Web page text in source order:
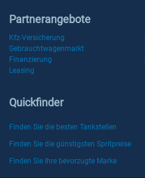
Partnerangebote
Kfz-Versicherung
Gebrauchtwagenmarkt
Finanzierung
Leasing
Quickfinder
Finden Sie die besten Tankstellen
Finden Sie die günstigsten Spritpreise
Finden Sie Ihre bevorzugte Marke